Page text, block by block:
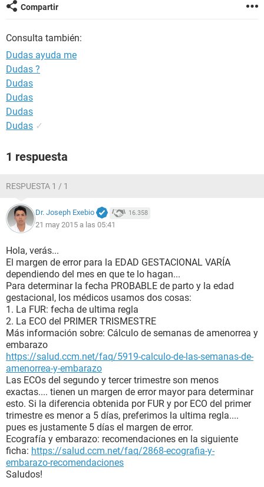
Compartir
Consulta también:
Dudas ayuda me
Dudas ?
Dudas
Dudas
Dudas
Dudas ✓
1 respuesta
RESPUESTA 1 / 1
Dr. Joseph Exebio 16.358
21 may 2015 a las 05:41
Hola, verás...
El margen de error para la EDAD GESTACIONAL VARÍA
dependiendo del mes en que te lo hagan...
Para determinar la fecha PROBABLE de parto y la edad
gestacional, los médicos usamos dos cosas:
1. La FUR: fecha de ultima regla
2. La ECO del PRIMER TRISMESTRE
Más información sobre: Cálculo de semanas de amenorrea y
embarazo
https://salud.ccm.net/faq/5919-calculo-de-las-semanas-de-
amenorrea-y-embarazo
Las ECOs del segundo y tercer trimestre son menos
exactas.... tienen un margen de error mayor para determinar
esto. Si la diferencia obtenida por FUR y por ECO del primer
trimestre es menor a 5 días, preferimos la ultima regla....
pues es justamente 5 días el margen de error.
Ecografía y embarazo: recomendaciones en la siguiente
ficha: https://salud.ccm.net/faq/2868-ecografia-y-
embarazo-recomendaciones
Saludos!